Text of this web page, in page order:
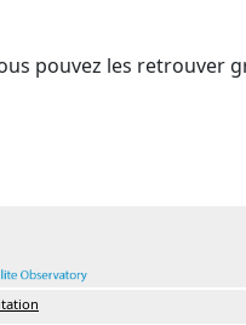
pouvez les retrouver